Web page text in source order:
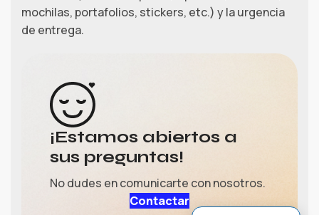
mochilas, portafolios, stickers, etc.) y la urgencia
de entrega.
¡Estamos abiertos a
sus preguntas!
No dudes en comunicarte con nosotros.
Contactar
Gerardo
Ventas
Ventas (María)
Ventas